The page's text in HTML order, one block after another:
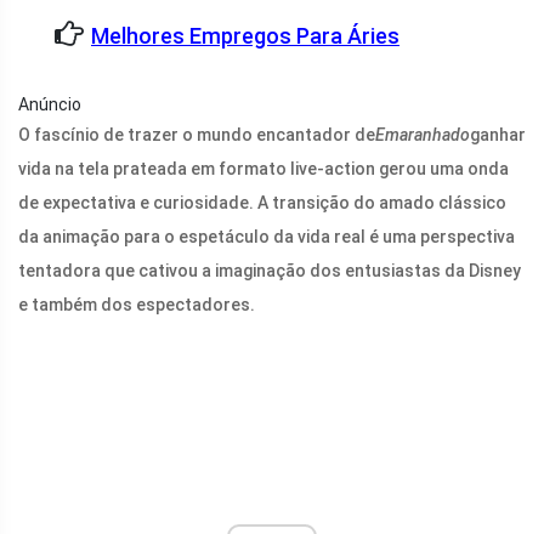
Melhores Empregos Para Áries
Anúncio
O fascínio de trazer o mundo encantador deEmaranhadoganhar
vida na tela prateada em formato live-action gerou uma onda
de expectativa e curiosidade. A transição do amado clássico
da animação para o espetáculo da vida real é uma perspectiva
tentadora que cativou a imaginação dos entusiastas da Disney
e também dos espectadores.